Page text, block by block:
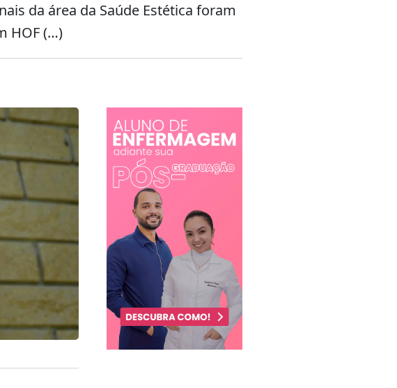
da área da Saúde Estética foram
HOF (…)